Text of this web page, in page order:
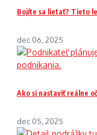
Bojíte sa lietať? Tieto
dec 06, 2025
Ako si nastaviť reálne
dec 05, 2025